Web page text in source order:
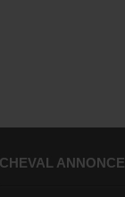
CHEVAL ANNONCE